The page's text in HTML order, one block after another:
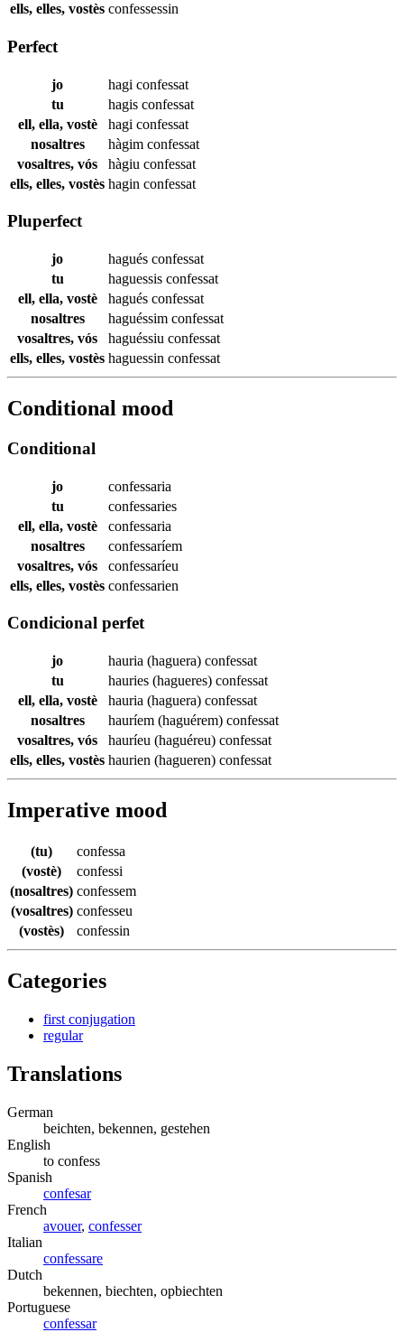
ells, elles, vostès confessessin
Perfect
jo hagi confessat
tu
hagis confessat
ell, ella, vostè
hagi confessat
nosaltres
hàgim confessat
vosaltres, vós
hàgiu confessat
ells, elles, vostès hagin confessat
Pluperfect
jo hagués confessat
tu
haguessis confessat
ell, ella, vostè
hagués confessat
nosaltres
haguéssim confessat
vosaltres, vós
haguéssiu confessat
ells, elles, vostès haguessin confessat
Conditional mood
Conditional
jo
confessaria
tu
confessaries
ell, ella, vostè
confessaria
nosaltres
confessaríem
vosaltres, vós
confessaríeu
ells, elles, vostès confessarien
Condicional perfet
jo hauria (haguera) confessat
tu
hauries (hagueres) confessat
ell, ella, vostè
hauria (haguera) confessat
nosaltres
hauríem (haguérem) confessat
vosaltres, vós
hauríeu (haguéreu) confessat
ells, elles, vostès haurien (hagueren) confessat
Imperative mood
(tu)
confessa
(vostè)
confessi
(nosaltres) confessem
(vosaltres) confesseu
(vostès)
confessin
Categories
first conjugation
regular
Translations
German
beichten, bekennen, gestehen
English
to confess
Spanish
confesar
French
avouer, confesser
Italian
confessare
Dutch
bekennen, biechten, opbiechten
Portuguese
confessar